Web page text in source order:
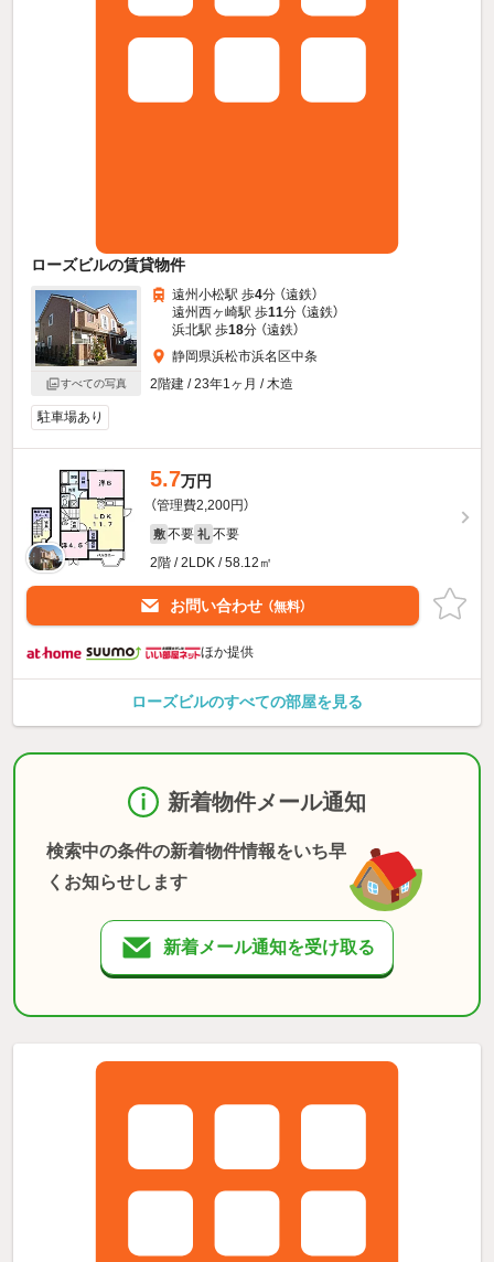
ローズビルの賃貸物件
すべての写真
遠州小松駅 歩4分 （遠鉄）
遠州西ヶ崎駅 歩11分 （遠鉄）
浜北駅 歩18分 （遠鉄）
静岡県浜松市浜名区中条
2階建 / 23年1ヶ月 / 木造
駐車場あり
5.7万円
（管理費2,200円）
敷 不要 礼 不要
2階 / 2LDK / 58.12㎡
お問い合わせ （無料）
ほか提供
ローズビルのすべての部屋を見る
新着物件メール通知
検索中の条件の新着物件情報をいち早
くお知らせします
新着メール通知を受け取る